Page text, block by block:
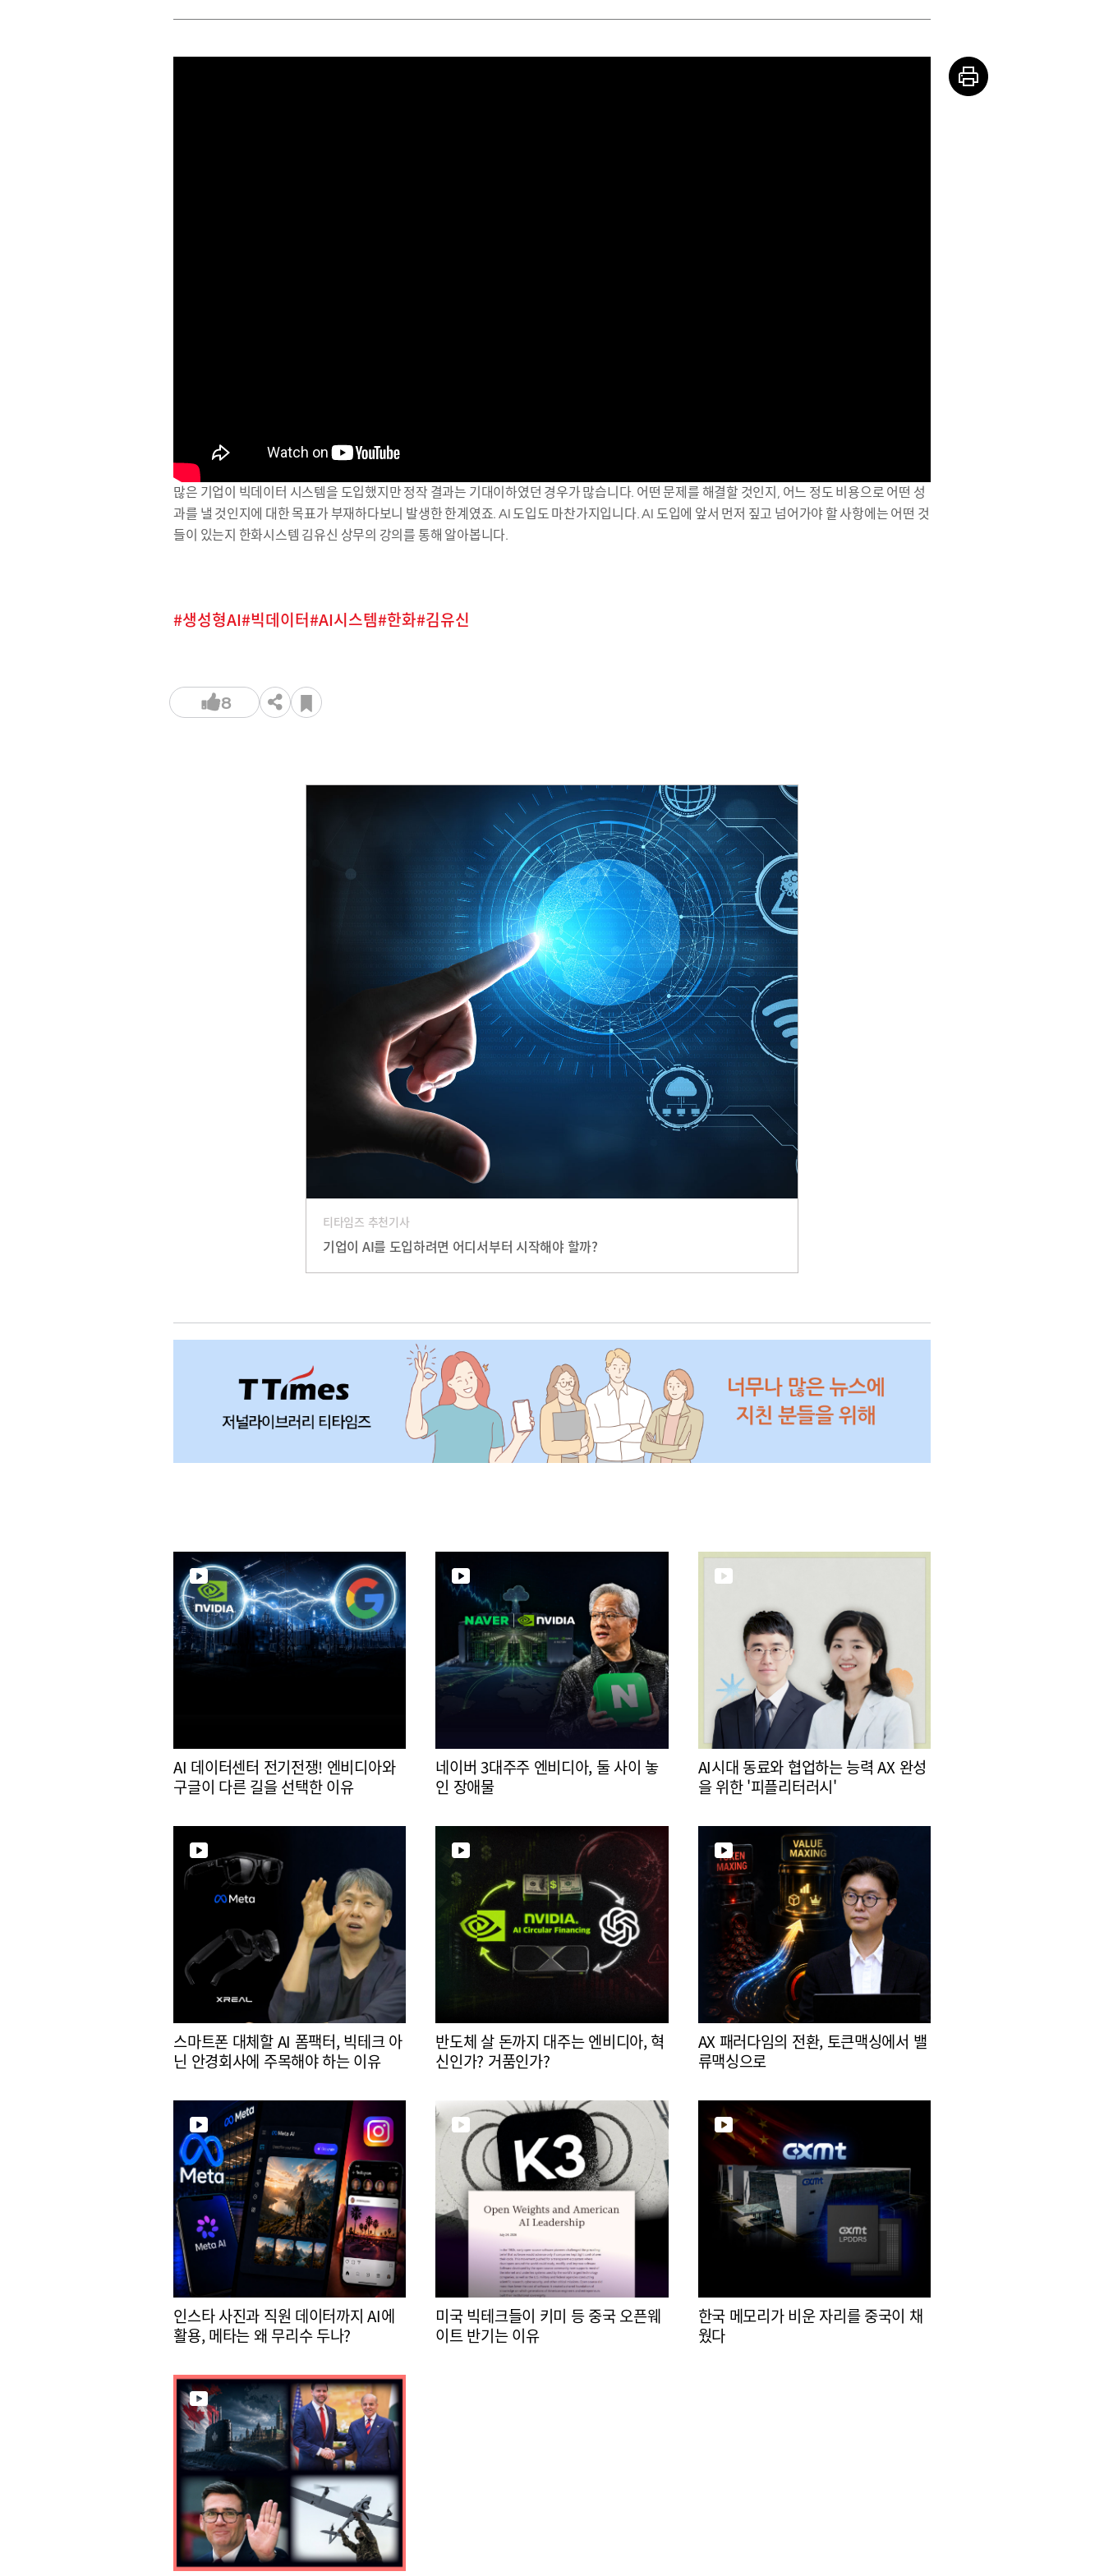
많은 기업이 빅데이터 시스템을 도입했지만 정작 결과는 기대이하였던 경우가 많습니다. 어떤 문제를 해결할 것인지, 어느 정도 비용으로 어떤 성
과를 낼 것인지에 대한 목표가 부재하다보니 발생한 한계였죠. AI 도입도 마찬가지입니다. AI 도입에 앞서 먼저 짚고 넘어가야 할 사항에는 어떤 것
들이 있는지 한화시스템 김유신 상무의 강의를 통해 알아봅니다.
티타임즈 추천기사
기업이 AI를 도입하려면 어디서부터 시작해야 할까?
8
생성형AI 빅데이터 AI시스템 한화 김유신
AI 데이터센터 전기전쟁! 엔비디아와
구글이 다른 길을 선택한 이유
네이버 3대주주 엔비디아, 둘 사이 놓
인 장애물
AI시대 동료와 협업하는 능력 AX 완성
을 위한 '피플리터러시'
스마트폰 대체할 AI 폼팩터, 빅테크 아
닌 안경회사에 주목해야 하는 이유
반도체 살 돈까지 대주는 엔비디아, 혁
신인가? 거품인가?
AX 패러다임의 전환, 토큰맥싱에서 밸
류맥싱으로
인스타 사진과 직원 데이터까지 AI에
활용, 메타는 왜 무리수 두나?
미국 빅테크들이 키미 등 중국 오픈웨
이트 반기는 이유
한국 메모리가 비운 자리를 중국이 채
웠다